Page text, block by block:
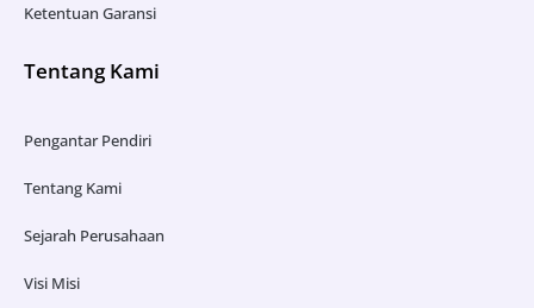
Ketentuan Garansi
Tentang Kami
Pengantar Pendiri
Tentang Kami
Sejarah Perusahaan
Visi Misi